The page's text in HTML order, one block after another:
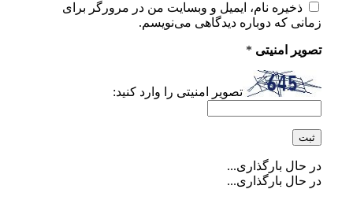
ذخیره نام، ایمیل و وبسایت من در مرورگر برای
زمانی که دوباره دیدگاهی می‌نویسم.
تصویر امنیتی *
تصویر امنیتی را وارد کنید:
در حال بارگذاری...
در حال بارگذاری...